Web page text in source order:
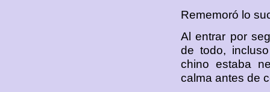
Rememoró lo
Al entrar por
de todo,
chino estaba
calma antes de